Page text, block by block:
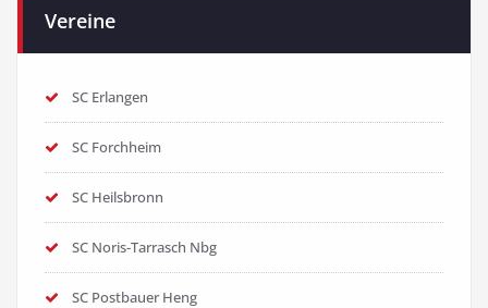
Vereine
SC Erlangen
SC Forchheim
SC Heilsbronn
SC Noris-Tarrasch Nbg
SC Postbauer Heng